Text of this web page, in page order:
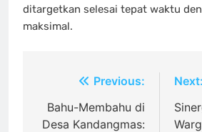
ditargetkan selesai tepat waktu
maksimal.
Navigasi
pos
Previous:
Bahu-Membahu di
Desa Kandangmas:
Next: